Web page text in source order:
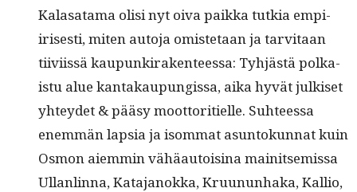
Kalasa­ta­ma olisi nyt oiva paik­ka tutkia empi­
iris­es­ti, miten auto­ja omis­te­taan ja tarvi­taan
tiivi­is­sä kaupunki­rak­en­teessa: Tyhjästä polka­
istu alue kan­takaupungis­sa, aika hyvät julkiset
yhtey­det & pääsy moot­tori­tielle. Suh­teessa
enem­män lap­sia ja isom­mat asun­tokun­nat kuin
Osmon aiem­min vähäau­toisi­na mainit­se­mis­sa
Ullan­lin­na, Kata­janok­ka, Kru­u­nun­haka, Kallio,